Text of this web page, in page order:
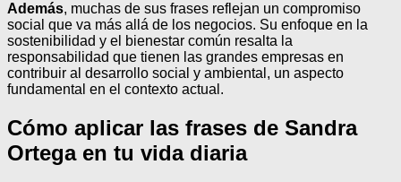
Además, muchas de sus frases reflejan un compromiso
social que va más allá de los negocios. Su enfoque en la
sostenibilidad y el bienestar común resalta la
responsabilidad que tienen las grandes empresas en
contribuir al desarrollo social y ambiental, un aspecto
fundamental en el contexto actual.
Cómo aplicar las frases de Sandra
Ortega en tu vida diaria